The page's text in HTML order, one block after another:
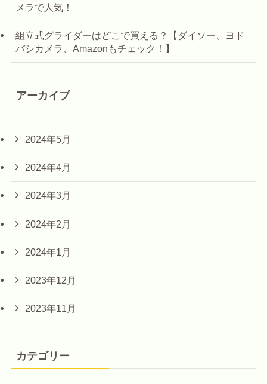
メラで人気！
組立式グライダーはどこで買える？【ダイソー、ヨド
バシカメラ、Amazonもチェック！】
アーカイブ
2024年5月
2024年4月
2024年3月
2024年2月
2024年1月
2023年12月
2023年11月
カテゴリー